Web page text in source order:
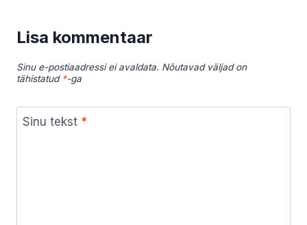
Lisa kommentaar
Sinu e-postiaadressi ei avaldata. Nõutavad väljad on
tähistatud *-ga
Sinu tekst *